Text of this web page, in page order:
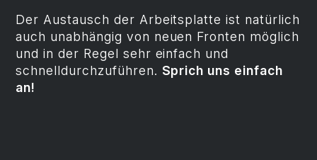
Der Austausch der Arbeitsplatte ist natürlich
auch unabhängig von neuen Fronten möglich
und in der Regel sehr einfach und
schnelldurchzuführen. Sprich uns einfach
an!